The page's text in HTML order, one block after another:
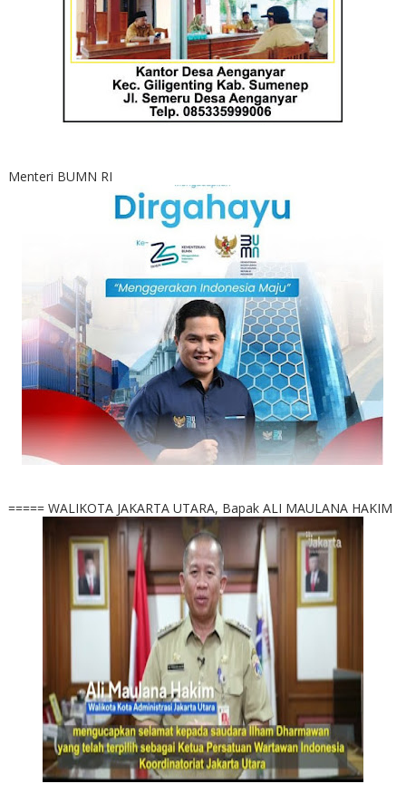
Menteri BUMN RI
===== WALIKOTA JAKARTA UTARA, Bapak ALI MAULANA HAKIM